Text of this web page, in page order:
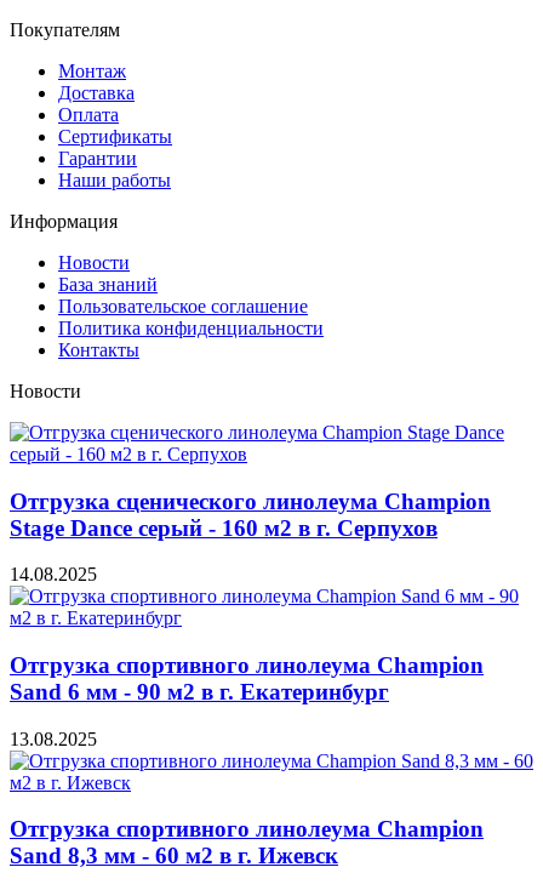
Покупателям
Монтаж
Доставка
Оплата
Сертификаты
Гарантии
Наши работы
Информация
Новости
База знаний
Пользовательское соглашение
Политика конфиденциальности
Контакты
Новости
Отгрузка сценического линолеума Champion
Stage Dance серый - 160 м2 в г. Серпухов
14.08.2025
Отгрузка спортивного линолеума Champion
Sand 6 мм - 90 м2 в г. Екатеринбург
13.08.2025
Отгрузка спортивного линолеума Champion
Sand 8,3 мм - 60 м2 в г. Ижевск